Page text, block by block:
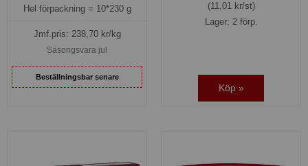
Hel förpackning = 10*230 g
Jmf.pris: 238,70kr/kg
Säsongsvara jul
Beställningsbar senare
(11,01 kr/st)
Lager: 2 förp.
Köp »